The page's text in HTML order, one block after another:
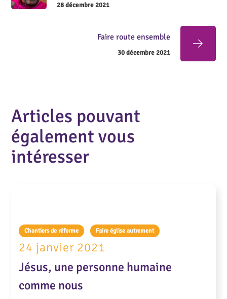
28 décembre 2021
Faire route ensemble
30 décembre 2021
Articles pouvant
également vous
intéresser
Chantiers de réforme Faire église autrement
24 janvier 2021
Jésus, une personne humaine
comme nous